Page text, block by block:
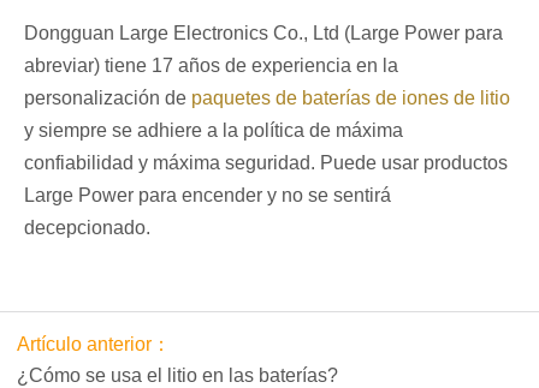
Dongguan Large Electronics Co., Ltd (Large Power para
abreviar) tiene 17 años de experiencia en la
personalización de paquetes de baterías de iones de litio
y siempre se adhiere a la política de máxima
confiabilidad y máxima seguridad. Puede usar productos
Large Power para encender y no se sentirá
decepcionado.
Artículo anterior：
¿Cómo se usa el litio en las baterías?